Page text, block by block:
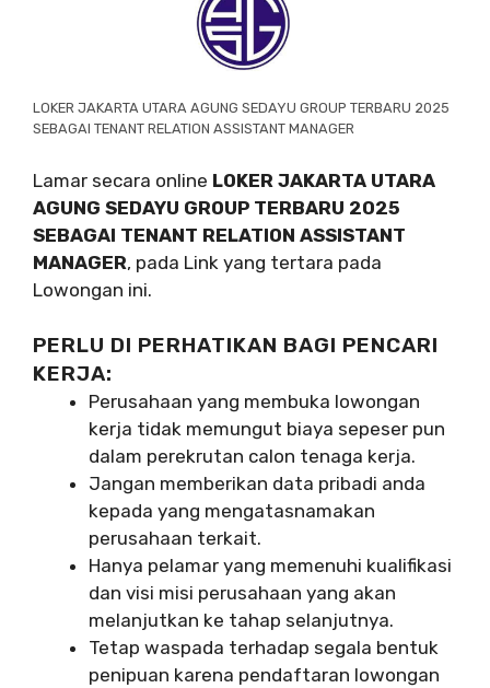
LOKER JAKARTA UTARA AGUNG SEDAYU GROUP TERBARU 2025
SEBAGAI TENANT RELATION ASSISTANT MANAGER
Lamar secara online LOKER JAKARTA UTARA
AGUNG SEDAYU GROUP TERBARU 2025
SEBAGAI TENANT RELATION ASSISTANT
MANAGER, pada Link yang tertara pada
Lowongan ini.
PERLU DI PERHATIKAN BAGI PENCARI
KERJA:
Perusahaan yang membuka lowongan
kerja tidak memungut biaya sepeser pun
dalam perekrutan calon tenaga kerja.
Jangan memberikan data pribadi anda
kepada yang mengatasnamakan
perusahaan terkait.
Hanya pelamar yang memenuhi kualifikasi
dan visi misi perusahaan yang akan
melanjutkan ke tahap selanjutnya.
Tetap waspada terhadap segala bentuk
penipuan karena pendaftaran lowongan